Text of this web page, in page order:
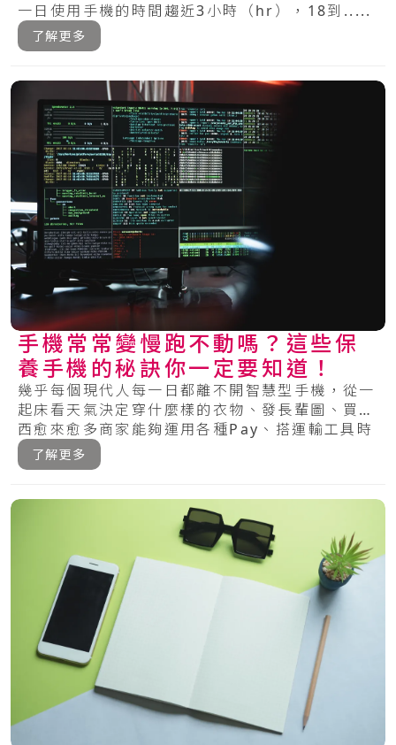
一日使用手機的時間趨近3小時（hr），18到.....
了解更多
手機常常變慢跑不動嗎？這些保
養手機的秘訣你一定要知道！
幾乎每個現代人每一日都離不開智慧型手機，從一
起床看天氣決定穿什麼樣的衣物、發長輩圖、買東
西愈來愈多商家能夠運用各種Pay、搭運輸工具時
可.....
了解更多